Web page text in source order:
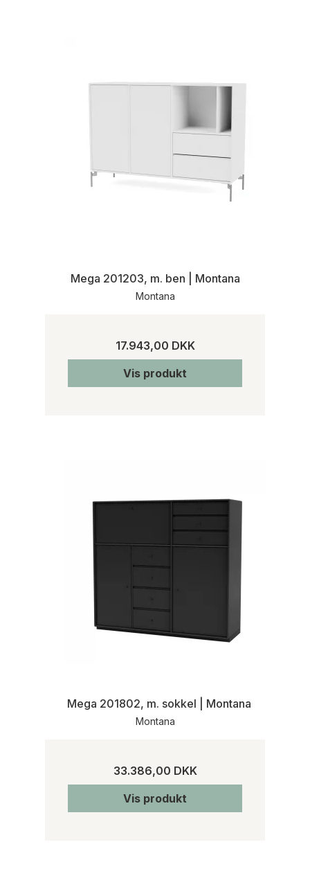
Mega 201203, m. ben | Montana
Montana
17.943,00 DKK
Vis produkt
Mega 201802, m. sokkel | Montana
Montana
33.386,00 DKK
Vis produkt